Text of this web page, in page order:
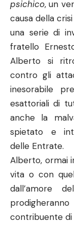
psichico, un
causa della
una serie di
fratello
Alberto si
contro gli
inesorabile
esattoriali di
anche la
spietato e
delle Entrate.
Alberto, ormai
vita o con
dall’amore
contribuente di